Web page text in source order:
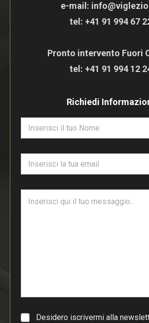
e-mail:
tel: +41 91 994 67
Pronto intervento Fuori
tel: +41 91 994 12
Richiedi
m
a
g
a
Desidero iscrivermi alla